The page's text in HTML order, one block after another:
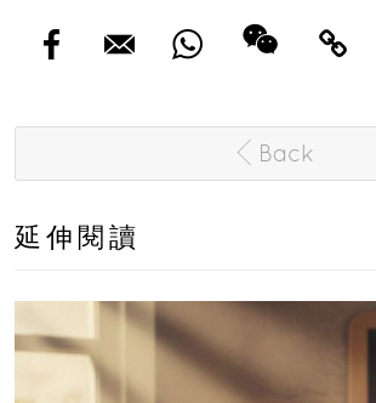
Back
延伸閱讀